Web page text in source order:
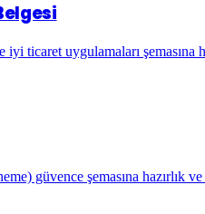
uygulamaları şemasına
güvence şemasına hazırlık